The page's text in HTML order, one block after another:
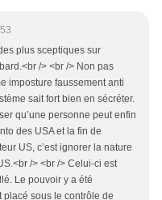
plus sceptiques sur
/> <br /> Non pas
imposture faussement anti
sait fort bien en sécréter.
qu’une personne peut enfin
des USA et la fin de
US, c’est ignorer la nature
/> <br /> Celui-ci est
Le pouvoir y a été
sous le contrôle de